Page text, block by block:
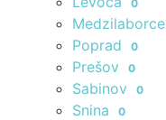
0
Medzilaborce
Poprad 0
Prešov 0
Sabinov 0
Snina 0